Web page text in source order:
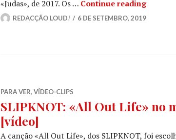
«Judas», de 2017. Os … Continue reading
REDACÇÃO LOUD! 6 DE SETEMBRO, 2019
PARA VER, VÍDEO-CLIPS
SLIPKNOT: «All Out Life» no
[vídeo]
A canção «All Out Life», dos SLIPKNOT, foi